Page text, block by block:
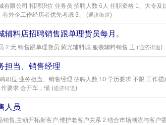
有限公司 招聘职位 业务员 招聘人数 6人 任职资格 1、大专
有外企工作经历者优先考虑 3、 (通济街道)
辅料店招聘销售跟单理货员每月。
2 无 销售跟单理货员 紫光辅料城 服装辅料销售 王 (通济街道)
担当、销售经理
职位 业务担当、销售经理 招聘人数 10 学历要求 不限 工作
要求 会开车，懂 (通济街道)
人员
销售,主动开拓新客户,维护老客户关系 2.结合市场潮流与客户